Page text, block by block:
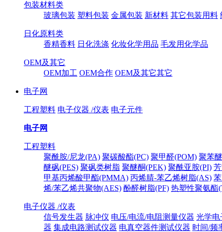
包装材料类
玻璃包装 塑料包装 金属包装 新材料 其它包装用料
日化原料类
香精香料 日化洗涤 化妆化学用品 毛发用化学品
OEM及其它
OEM加工 OEM合作 OEM及其它其它
电子网
工程塑料 电子仪器 /仪表 电子元件
电子网
工程塑料
聚酰胺/尼龙(PA) 聚碳酸酯(PC) 聚甲醛(POM) 聚苯
醚砜(PES) 聚砜类树脂 聚醚酮(PEK) 聚酰亚胺(PI)
甲基丙烯酸甲酯(PMMA) 丙烯腈-苯乙烯树脂(AS)
烯/苯乙烯共聚物(AES) 酚醛树脂(PF) 热塑性聚氨酯
电子仪器 /仪表
信号发生器 脉冲仪 电压/电流/电阻测量仪器 光学电
器 集成电路测试仪器 电真空器件测试仪器 时间/频